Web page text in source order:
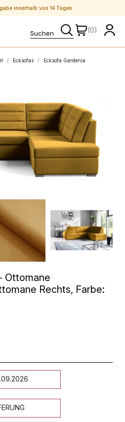
Zahlungen
(0)
Ecksofas Ecksofa Gardenia
Ottomane
Rechts, Farbe: